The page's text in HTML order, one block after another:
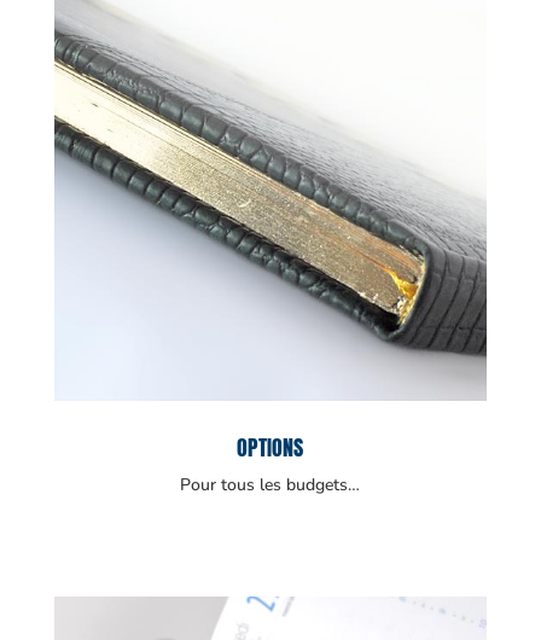
OPTIONS
Pour tous les budgets…